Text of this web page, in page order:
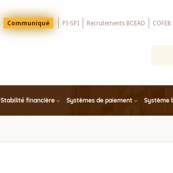
Menu
Top
Communiqué PI-SPI Recrutements BCEAO COFEB
Stabilité financière Systèmes de paiement Système